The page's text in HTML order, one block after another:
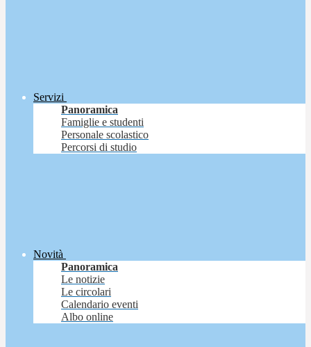
Servizi
Panoramica
Famiglie e studenti
Personale scolastico
Percorsi di studio
Novità
Panoramica
Le notizie
Le circolari
Calendario eventi
Albo online